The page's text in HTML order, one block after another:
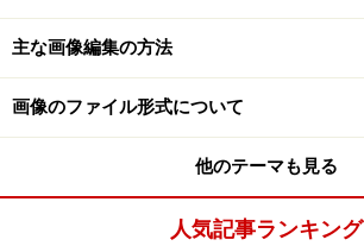
主な画像編集の方法
画像のファイル形式について
他のテーマも見る
人気記事ランキング